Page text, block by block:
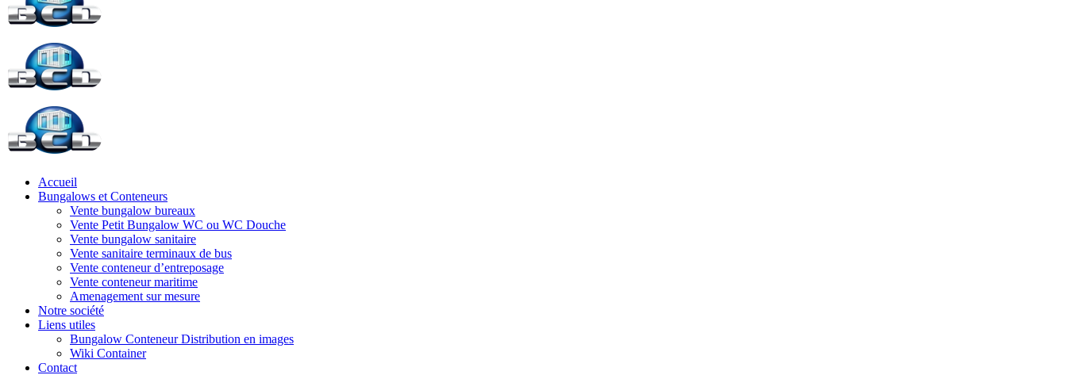
Accueil
Bungalows et Conteneurs
Vente bungalow bureaux
Vente Petit Bungalow WC ou WC Douche
Vente bungalow sanitaire
Vente sanitaire terminaux de bus
Vente conteneur d’entreposage
Vente conteneur maritime
Amenagement sur mesure
Notre société
Liens utiles
Bungalow Conteneur Distribution en images
Wiki Container
Contact